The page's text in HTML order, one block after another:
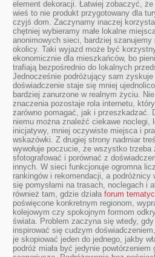
element dekoracji. Łatwiej zobaczyć,
wieś to nie produkt przygotowany dla
czyjś dom. Zaczynamy inaczej
chętniej wybieramy małe lokalne
anonimowych sieci, bardziej szanujemy
okolicy. Taki wyjazd może być
ekonomicznie dla mieszkańców, bo
trafiają bezpośrednio do lokalnych
Jednocześnie podróżujący sam
doświadczenie staje się mniej
bardziej zanurzone w realnym życiu.
znaczenia pozostaje rola internetu,
zarówno pomagać, jak i przeszkadzać.
niemu można znaleźć ciekawe noclegi,
inicjatywy, mniej oczywiste miejsca i
wskazówki. Z drugiej strony nadmiar
wywołuje poczucie, że wszystko trzeba
sfotografować i porównać z
innych. W sieci funkcjonuje ogromna
rankingów i rekomendacji, a podróżnicy
się pomysłami na trasach, noclegach i
również tam, gdzie działa forum
poświęcone konkretnym regionom,
kolejowym czy spokojnym formom
świata. Problem zaczyna się wtedy,
inspirować się cudzym
je skopiować jeden do jednego, jakby
podróż miała być jedynie powtórzeniem